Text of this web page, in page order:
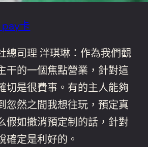
pay卡
總司理 泮琪琳：作為我們觀
干的一個焦點營業，針對這
切是很費事。有的主人能夠
忽然之間我想往玩，預定真
假如撤消預定制的話，針對
確定是利好的。